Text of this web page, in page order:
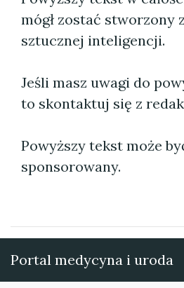
mógł zostać stworzony
sztucznej inteligencji.
Jeśli masz uwagi do
to skontaktuj się z
Powyższy tekst może
sponsorowany.
Portal medycyna i uroda